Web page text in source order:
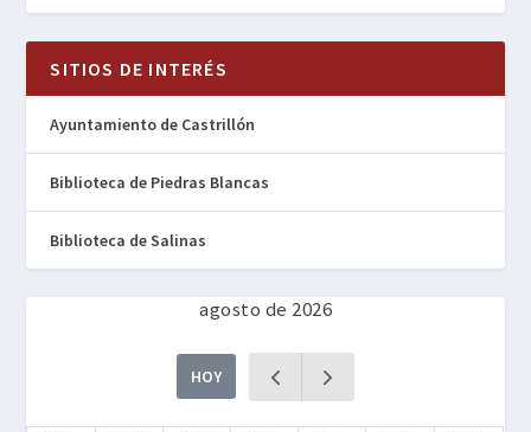
SITIOS DE INTERÉS
Ayuntamiento de Castrillón
Biblioteca de Piedras Blancas
Biblioteca de Salinas
agosto de 2026
HOY